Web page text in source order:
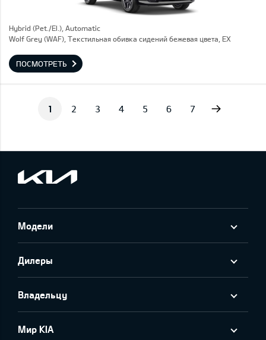
Hybrid (Pet./El.), Automatic
Wolf Grey (WAF), Текстильная обивка сидений бежевая цвета, EX
ПОСМОТРЕТЬ
1 2 3 4 5 6 7
Модели
Дилеры
Владельцу
Мир KIA